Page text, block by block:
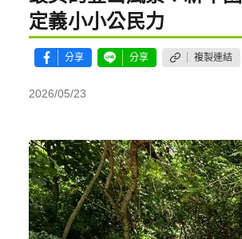
定義小小公民力
分享 分享 複製連結
2026/05/23